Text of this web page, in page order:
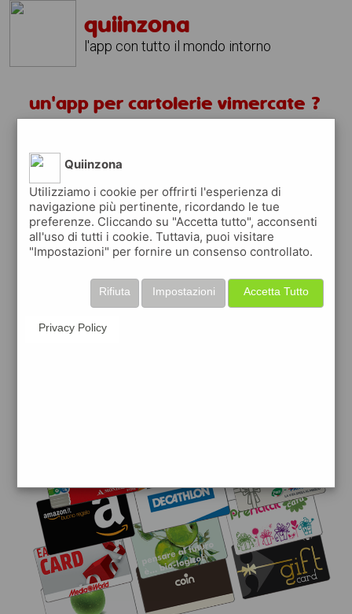
quiinzona
l'app con tutto il mondo intorno
un'app per cartolerie vimercate ?
quiinzona è una app
gratuita
che ti aiuta se cerchi 'un'app per
cartolerie vimercate ?' e che ti premia
ogni volta che la usi
raccogli punti da convertire inbuoni sconto
o gift card
per fare la spesa, fare
Quiinzona
Utilizziamo i cookie per offrirti l'esperienza di
navigazione più pertinente, ricordando le tue
preferenze. Cliccando su "Accetta tutto", acconsenti
all'uso di tutti i cookie. Tuttavia, puoi visitare
"Impostazioni" per fornire un consenso controllato.
Accetta Tutto
Impostazioni
Rifiuta
Privacy Policy